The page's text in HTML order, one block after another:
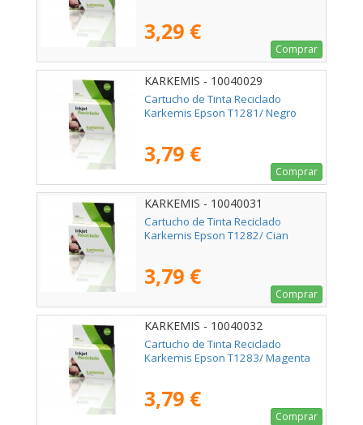
3,29 €
Comprar
KARKEMIS - 10040029
Cartucho de Tinta Reciclado
Karkemis Epson T1281/ Negro
3,79 €
Comprar
KARKEMIS - 10040031
Cartucho de Tinta Reciclado
Karkemis Epson T1282/ Cian
3,79 €
Comprar
KARKEMIS - 10040032
Cartucho de Tinta Reciclado
Karkemis Epson T1283/ Magenta
3,79 €
Comprar